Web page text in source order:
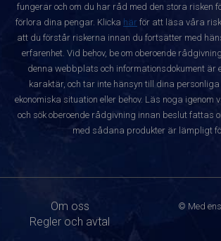
fungerar och om du har råd med den stora risken
förlora dina pengar. Klicka här för att läsa våra
att du förstår riskerna innan du fortsätter med
erfarenhet. Vid behov, be om oberoende
denna webbplats och informationsdokument är
karaktär, och tar inte hänsyn till dina
ekonomiska situation eller behov. Läs noga igenom
och sök oberoende rådgivning innan beslut fattas
med sådana produkter är lämpligt
Om oss
Regler och avtal
© Med